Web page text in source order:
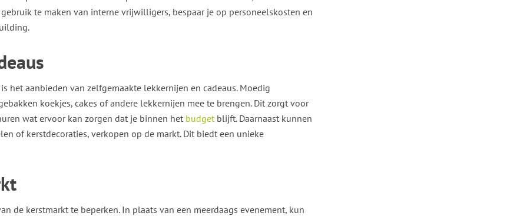
te maken van interne vrijwilligers, bespaar je op personeelskosten en
het aanbieden van zelfgemaakte lekkernijen en cadeaus. Moedig
koekjes, cakes of andere lekkernijen mee te brengen. Dit zorgt voor
wat ervoor kan zorgen dat je binnen het budgetblijft. Daarnaast kunnen
of kerstdecoraties, verkopen op de markt. Dit biedt een unieke
de kerstmarkt te beperken. In plaats van een meerdaags evenement, kun